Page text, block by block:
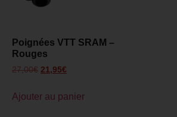
Poignées VTT SRAM –
Rouges
27,00€ 21,95€
Ajouter au panier